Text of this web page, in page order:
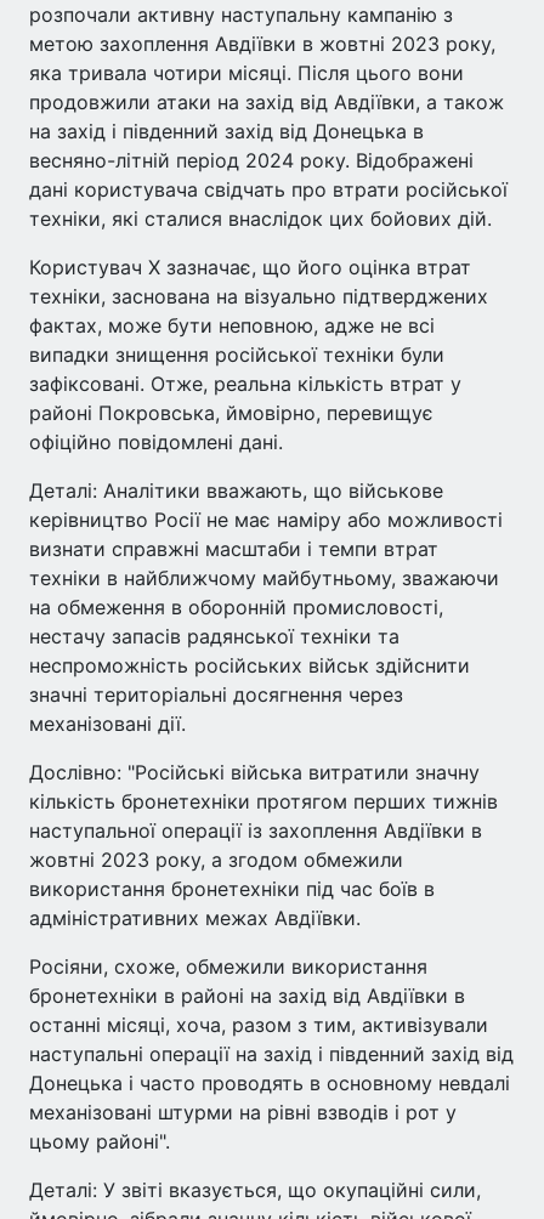
розпочали активну наступальну кампанію з
метою захоплення Авдіївки в жовтні 2023 року,
яка тривала чотири місяці. Після цього вони
продовжили атаки на захід від Авдіївки, а також
на захід і південний захід від Донецька в
весняно-літній період 2024 року. Відображені
дані користувача свідчать про втрати російської
техніки, які сталися внаслідок цих бойових дій.
Користувач X зазначає, що його оцінка втрат
техніки, заснована на візуально підтверджених
фактах, може бути неповною, адже не всі
випадки знищення російської техніки були
зафіксовані. Отже, реальна кількість втрат у
районі Покровська, ймовірно, перевищує
офіційно повідомлені дані.
Деталі: Аналітики вважають, що військове
керівництво Росії не має наміру або можливості
визнати справжні масштаби і темпи втрат
техніки в найближчому майбутньому, зважаючи
на обмеження в оборонній промисловості,
нестачу запасів радянської техніки та
неспроможність російських військ здійснити
значні територіальні досягнення через
механізовані дії.
Дослівно: "Російські війська витратили значну
кількість бронетехніки протягом перших тижнів
наступальної операції із захоплення Авдіївки в
жовтні 2023 року, а згодом обмежили
використання бронетехніки під час боїв в
адміністративних межах Авдіївки.
Росіяни, схоже, обмежили використання
бронетехніки в районі на захід від Авдіївки в
останні місяці, хоча, разом з тим, активізували
наступальні операції на захід і південний захід від
Донецька і часто проводять в основному невдалі
механізовані штурми на рівні взводів і рот у
цьому районі".
Деталі: У звіті вказується, що окупаційні сили,